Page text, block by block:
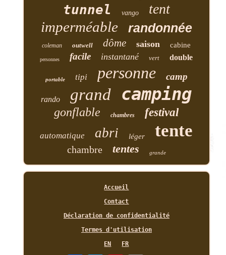
tunnel vango tent
imperméable randonnée
coleman outwell dôme saison cabine
personnes facile instantané vert double
portable tipi personne camp
rando grand camping
gonflable chambres festival
automatique abri léger tente
chambre tentes grande
Accueil
Contact
Déclaration de confidentialité
Termes d'utilisation
EN
FR